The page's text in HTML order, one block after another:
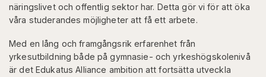
näringslivet och offentlig sektor har. Detta gör vi för att öka
våra studerandes möjligheter att få ett arbete.
Med en lång och framgångsrik erfarenhet från
yrkesutbildning både på gymnasie- och yrkeshögskolenivå
är det Edukatus Alliance ambition att fortsätta utveckla